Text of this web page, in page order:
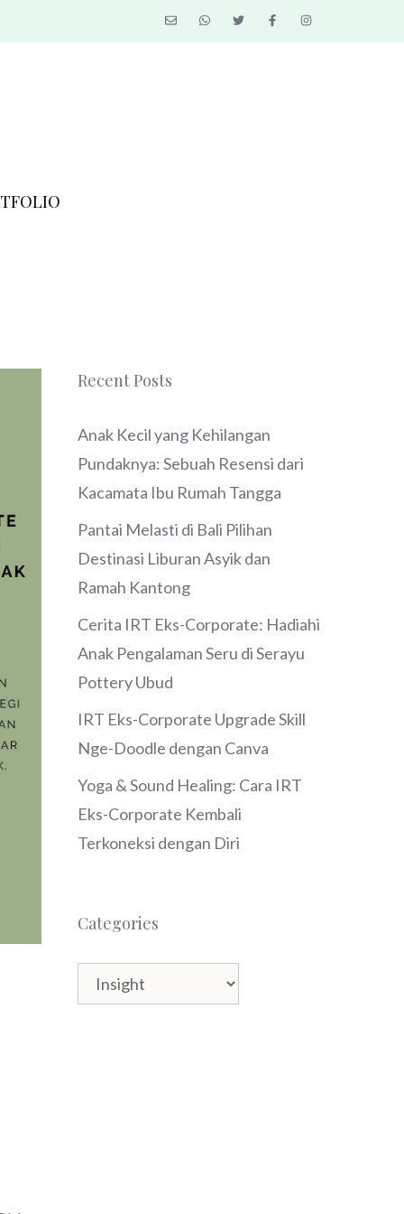
Recent Posts
Anak Kecil yang Kehilangan
Pundaknya: Sebuah Resensi dari
Kacamata Ibu Rumah Tangga
Pantai Melasti di Bali Pilihan
Destinasi Liburan Asyik dan
Ramah Kantong
Cerita IRT Eks-Corporate: Hadiahi
Anak Pengalaman Seru di Serayu
Pottery Ubud
IRT Eks-Corporate Upgrade Skill
Nge-Doodle dengan Canva
Yoga & Sound Healing: Cara IRT
Eks-Corporate Kembali
Terkoneksi dengan Diri
Categories
Categories